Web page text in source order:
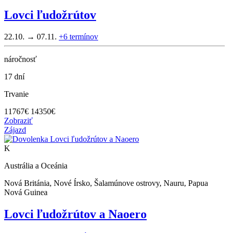
Lovci ľudožrútov
22.10. → 07.11. +6 termínov
náročnosť
17 dní
Trvanie
11767€ 14350€
Zobraziť
Zájazd
K
Austrália a Oceánia
Nová Británia, Nové Írsko, Šalamúnove ostrovy, Nauru, Papua
Nová Guinea
Lovci ľudožrútov a Naoero